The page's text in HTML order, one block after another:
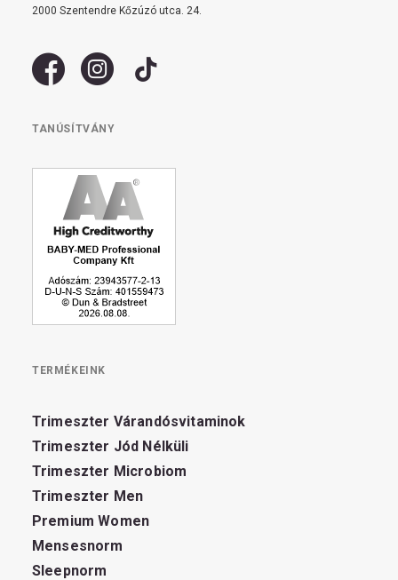
2000 Szentendre Kőzúzó utca. 24.
TANÚSÍTVÁNY
TERMÉKEINK
Trimeszter Várandósvitaminok
Trimeszter Jód Nélküli
Trimeszter Microbiom
Trimeszter Men
Premium Women
Mensesnorm
Sleepnorm